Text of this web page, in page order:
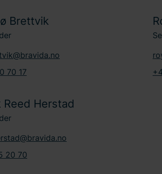
Brettvik
70 17
Reed Herstad
20 70